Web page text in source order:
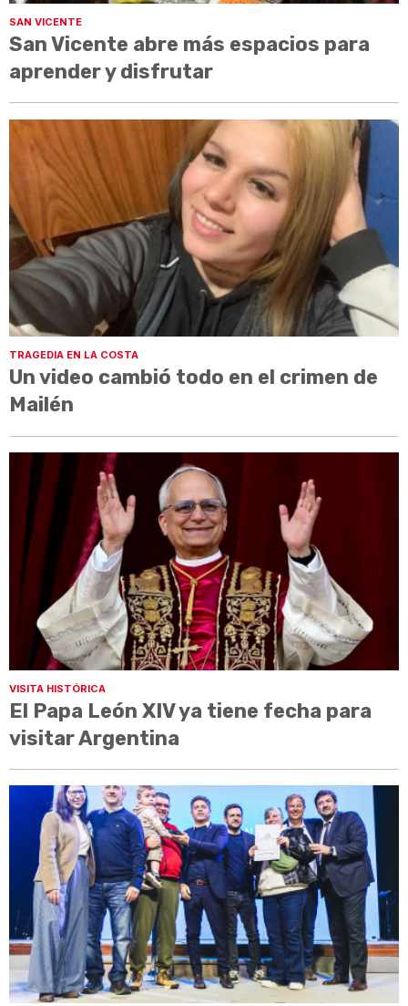
SAN VICENTE
San Vicente abre más espacios para
aprender y disfrutar
TRAGEDIA EN LA COSTA
Un video cambió todo en el crimen de
Mailén
VISITA HISTÓRICA
El Papa León XIV ya tiene fecha para
visitar Argentina